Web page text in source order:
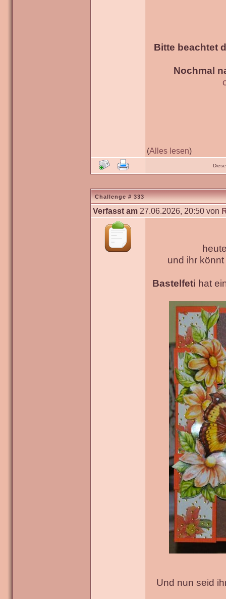
Bitte beachtet
Nochmal
(Alles lesen)
Challenge # 333
Verfasst am 27.06.2026, 20:50 von
und ihr
Bastelfeti hat
Und nun seid